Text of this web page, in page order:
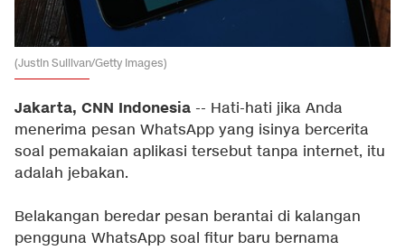
(Justin Sullivan/Getty Images)
Jakarta, CNN Indonesia -- Hati-hati jika Anda
menerima pesan WhatsApp yang isinya bercerita
soal pemakaian aplikasi tersebut tanpa internet, itu
adalah jebakan.
Belakangan beredar pesan berantai di kalangan
pengguna WhatsApp soal fitur baru bernama